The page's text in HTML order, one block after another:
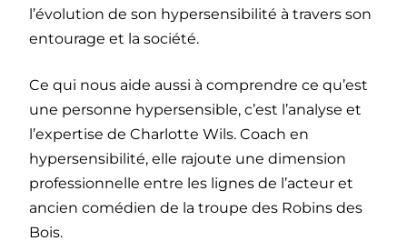
l’évolution de son hypersensibilité à travers son
entourage et la société.
Ce qui nous aide aussi à comprendre ce qu’est
une personne hypersensible, c’est l’analyse et
l’expertise de Charlotte Wils. Coach en
hypersensibilité, elle rajoute une dimension
professionnelle entre les lignes de l’acteur et
ancien comédien de la troupe des Robins des
Bois.